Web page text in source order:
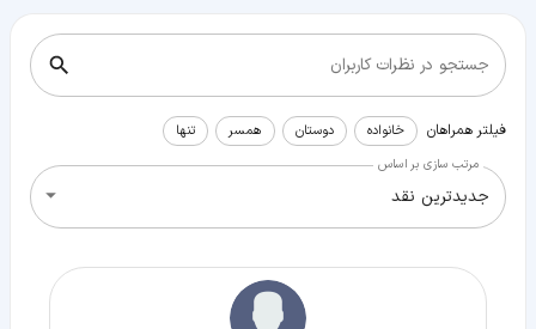
جستجو در نظرات کاربران
فیلتر همراهان خانواده دوستان همسر تنها
مرتب سازی بر اساس
جدیدترین نقد